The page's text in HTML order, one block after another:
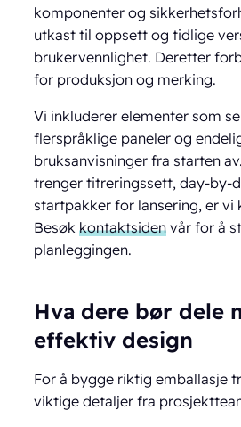
komponenter og
utkast til oppsett og tidlige
brukervennlighet. Deretter
for produksjon og merking.
Vi inkluderer elementer som
flerspråklige paneler og
bruksanvisninger fra starten
trenger titreringssett, day-by-
startpakker for lansering, er vi
Besøkkontaktsiden vår for å
planleggingen.
Hva dere bør dele
effektiv design
For å bygge riktig emballasje
viktige detaljer fra